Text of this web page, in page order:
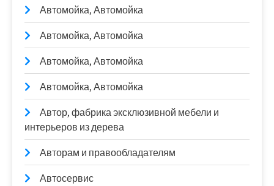
Автомойка, Автомойка
Автомойка, Автомойка
Автомойка, Автомойка
Автомойка, Автомойка
Автор, фабрика эксклюзивной мебели и
интерьеров из дерева
Авторам и правообладателям
Автосервис